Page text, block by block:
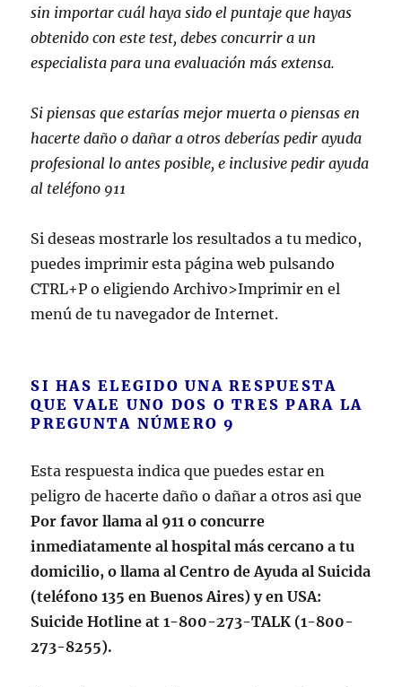
sin importar cuál haya sido el puntaje que hayas
obtenido con este test, debes concurrir a un
especialista para una evaluación más extensa.
Si piensas que estarías mejor muerta o piensas en
hacerte daño o dañar a otros deberías pedir ayuda
profesional lo antes posible, e inclusive pedir ayuda
al teléfono 911
Si deseas mostrarle los resultados a tu medico,
puedes imprimir esta página web pulsando
CTRL+P o eligiendo Archivo>Imprimir en el
menú de tu navegador de Internet.
SI HAS ELEGIDO UNA RESPUESTA
QUE VALE UNO DOS O TRES PARA LA
PREGUNTA NÚMERO 9
Esta respuesta indica que puedes estar en
peligro de hacerte daño o dañar a otros asi que
Por favor llama al 911 o concurre
inmediatamente al hospital más cercano a tu
domicilio, o llama al Centro de Ayuda al Suicida
(teléfono 135 en Buenos Aires) y en USA:
Suicide Hotline at 1-800-273-TALK (1-800-
273-8255).